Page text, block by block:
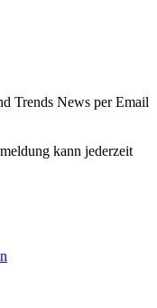
Trends News per Email
kann jederzeit